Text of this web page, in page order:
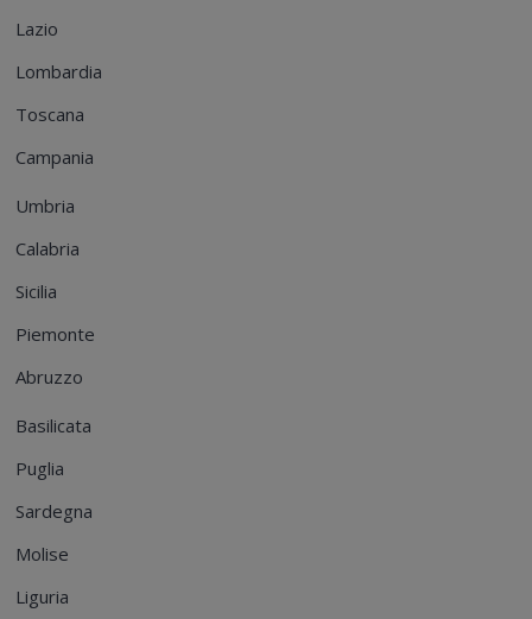
Lazio
Lombardia
Toscana
Campania
Umbria
Calabria
Sicilia
Piemonte
Abruzzo
Basilicata
Puglia
Sardegna
Molise
Liguria